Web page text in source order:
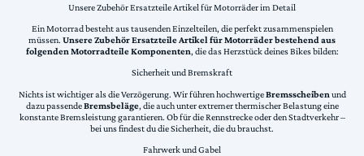
Unsere Zubehör Ersatzteile Artikel für Motorräder im Detail
Ein Motorrad besteht aus tausenden Einzelteilen, die perfekt zusammenspielen
müssen. Unsere Zubehör Ersatzteile Artikel für Motorräder bestehend aus
folgenden Motorradteile Komponenten, die das Herzstück deines Bikes bilden:
Sicherheit und Bremskraft
Nichts ist wichtiger als die Verzögerung. Wir führen hochwertigeBremsscheiben und
dazu passendeBremsbeläge, die auch unter extremer thermischer Belastung eine
konstante Bremsleistung garantieren. Ob für die Rennstrecke oder den Stadtverkehr –
bei uns findest du die Sicherheit, die du brauchst.
Fahrwerk und Gabel